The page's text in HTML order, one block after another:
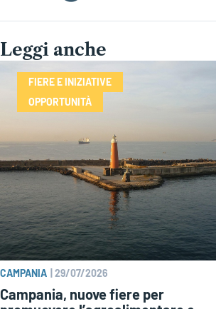
Leggi anche
FIERE E INIZIATIVE
OPPORTUNITÀ
CAMPANIA 29/07/2026
Campania, nuove fiere per